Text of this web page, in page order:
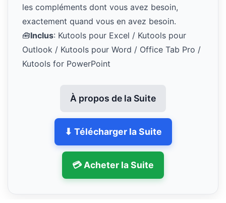
les compléments dont vous avez besoin,
exactement quand vous en avez besoin.
🧰Inclus: Kutools pour Excel / Kutools pour
Outlook / Kutools pour Word / Office Tab Pro /
Kutools for PowerPoint
À propos de la Suite
⬇ Télécharger la Suite
💳 Acheter la Suite